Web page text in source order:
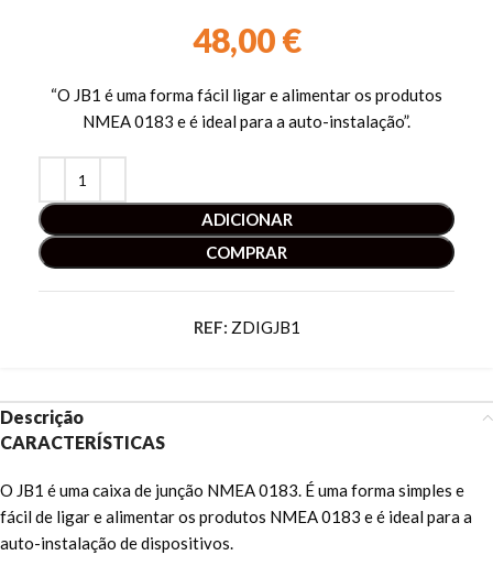
48,00€
“O JB1 é uma forma fácil ligar e alimentar os produtos
NMEA 0183 e é ideal para a auto-instalação”.
ADICIONAR
COMPRAR
REF: ZDIGJB1
Descrição
CARACTERÍSTICAS
O JB1 é uma caixa de junção NMEA 0183. É uma forma simples e
fácil de ligar e alimentar os produtos NMEA 0183 e é ideal para a
auto-instalação de dispositivos.